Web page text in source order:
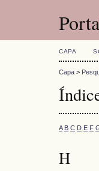
CAPA
Capa >
A B C D E F
H